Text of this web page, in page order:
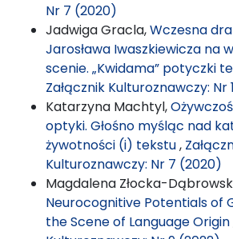
Nr 7 (2020)
Jadwiga Gracla,Wczesna
Jarosława Iwaszkiewicza na
scenie. „Kwidama” potyczki
Załącznik Kulturoznawczy: Nr
Katarzyna Machtyl,
optyki. Głośno myśląc nad
żywotności (i) tekstu,
Kulturoznawczy: Nr 7 (2020)
Magdalena Złocka-
Neurocognitive Potentials of
the Scene of Language Origin